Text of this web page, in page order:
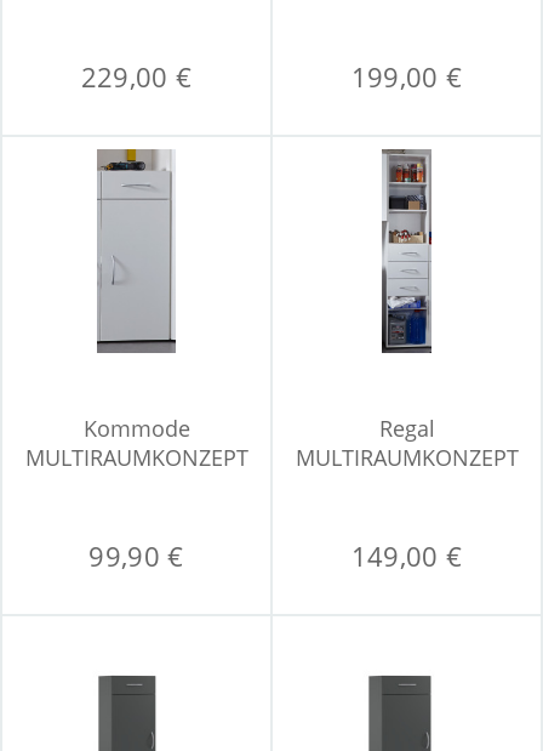
229,00 € 199,00 €
Kommode
MULTIRAUMKONZEPT
99,90 €
Regal
MULTIRAUMKONZEPT
149,00 €